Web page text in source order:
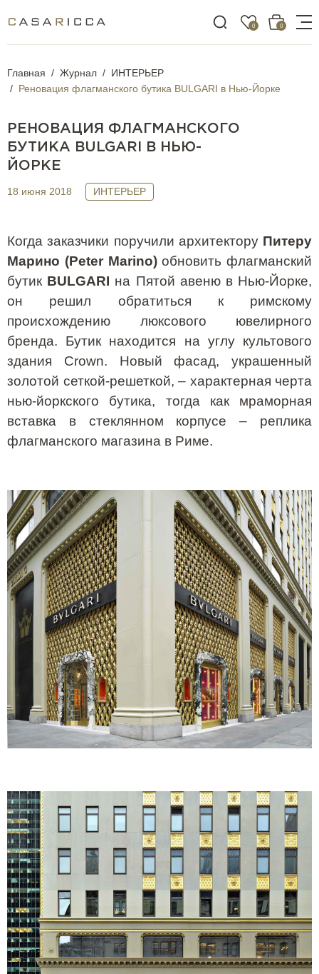
0 0
Главная Журнал
ИНТЕРЬЕР
Реновация флагманского бутика BULGARI в Нью-Йорке
РЕНОВАЦИЯ ФЛАГМАНСКОГО
БУТИКА BULGARI В НЬЮ-
ЙОРКЕ
18 июня 2018 ИНТЕРЬЕР
Когда заказчики поручили архитектору Питеру
Марино (Peter Marino)обновить флагманский
бутик BULGARI на Пятой авеню в Нью-Йорке,
он решил обратиться к римскому
происхождению люксового ювелирного
бренда. Бутик находится на углу культового
здания Crown. Новый фасад, украшенный
золотой сеткой-решеткой, – характерная черта
нью-йоркского бутика, тогда как мраморная
вставка в стеклянном корпусе – реплика
флагманского магазина в Риме.